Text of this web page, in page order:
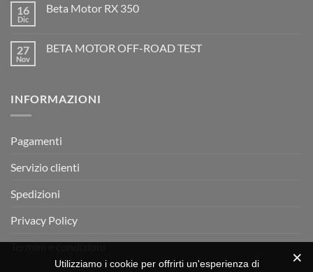
2026:
è
arrivata
su
Motocross
è
16
Dic
Beta Motor RX 350
Beta
27
Nov
BETA MOTOR OFF-ROAD TEST
MOTOR
INFORMAZIONI
Pagamenti
Servizio clienti
Spedizioni
Privacy Policy
Utilizziamo i cookie per offrirti un'esperienza di